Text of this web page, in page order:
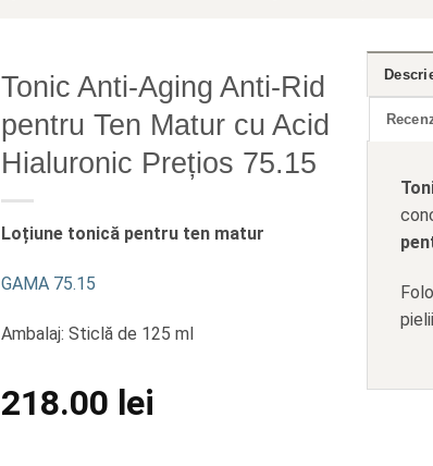
Tonic Anti-Aging Anti-Rid
pentru Ten Matur cu Acid
Hialuronic Prețios 75.15
Loțiune tonică pentru ten matur
GAMA 75.15
Ambalaj: Sticlă de 125 ml
218.00 lei